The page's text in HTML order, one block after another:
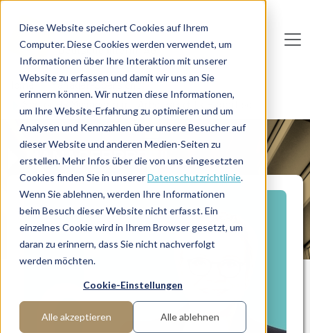
Diese Website speichert Cookies auf Ihrem
Computer. Diese Cookies werden verwendet, um
Informationen über Ihre Interaktion mit unserer
Website zu erfassen und damit wir uns an Sie
erinnern können. Wir nutzen diese Informationen,
um Ihre Website-Erfahrung zu optimieren und um
Analysen und Kennzahlen über unsere Besucher auf
dieser Website und anderen Medien-Seiten zu
erstellen. Mehr Infos über die von uns eingesetzten
Cookies finden Sie in unsererDatenschutzrichtlinie.
Wenn Sie ablehnen, werden Ihre Informationen
beim Besuch dieser Website nicht erfasst. Ein
einzelnes Cookie wird in Ihrem Browser gesetzt, um
daran zu erinnern, dass Sie nicht nachverfolgt
werden möchten.
Cookie-Einstellungen
Alle akzeptieren Alle ablehnen
Deutsc he InterimAG
Home
Manager-Übersicht
Senior HR Managerin mit Arbeitsrechts-Expertise
MANAGERPROFIL